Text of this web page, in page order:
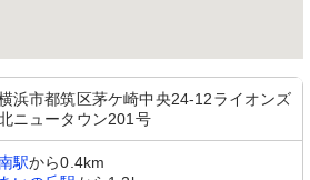
浜市都筑区茅ケ崎中央24-12ライオンズ
ニュータウン201号
駅から0.4km